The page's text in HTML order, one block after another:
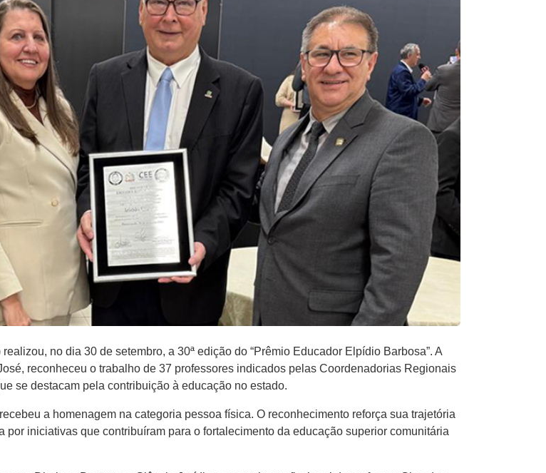
no dia 30 de setembro, a 30ª edição do “Prêmio Educador Elpídio Barbosa”. A
reconheceu o trabalho de 37 professores indicados pelas Coordenadorias Regionais
se destacam pela contribuição à educação no estado.
a homenagem na categoria pessoa física. O reconhecimento reforça sua trajetória
iniciativas que contribuíram para o fortalecimento da educação superior comunitária